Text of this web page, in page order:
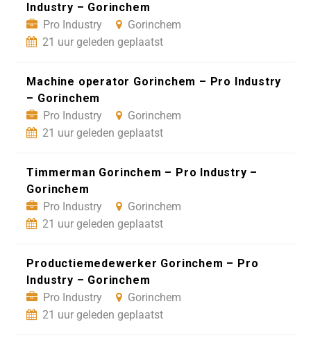
Industry – Gorinchem
Pro Industry
Gorinchem
21 uur geleden geplaatst
Machine operator Gorinchem – Pro Industry
– Gorinchem
Pro Industry
Gorinchem
21 uur geleden geplaatst
Timmerman Gorinchem – Pro Industry –
Gorinchem
Pro Industry
Gorinchem
21 uur geleden geplaatst
Productiemedewerker Gorinchem – Pro
Industry – Gorinchem
Pro Industry
Gorinchem
21 uur geleden geplaatst